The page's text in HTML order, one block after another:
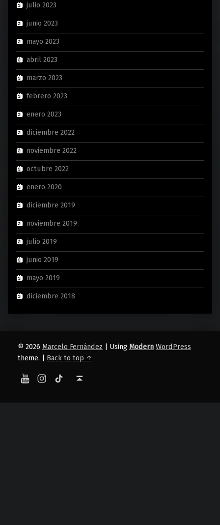
julio 2023
junio 2023
mayo 2023
abril 2023
marzo 2023
febrero 2023
enero 2023
diciembre 2022
noviembre 2022
octubre 2022
enero 2020
diciembre 2019
noviembre 2019
julio 2019
junio 2019
mayo 2019
diciembre 2018
© 2026 Marcelo Fernández | Using Modern WordPress
theme. | Back to top ↑